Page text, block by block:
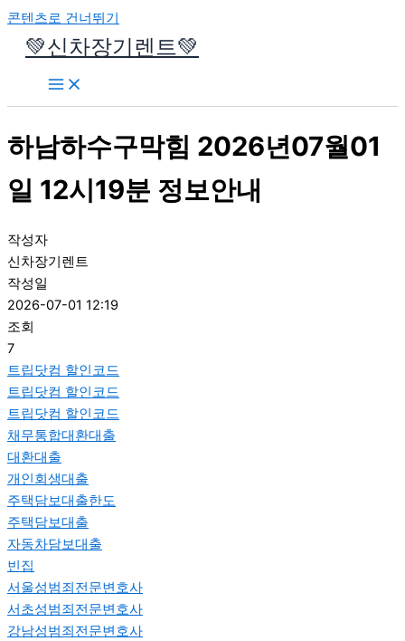
콘텐츠로 건너뛰기
💚신차장기렌트💚
하남하수구막힘 2026년07월01
일 12시19분 정보안내
작성자
신차장기렌트
작성일
2026-07-01 12:19
조회
7
트립닷컴 할인코드
트립닷컴 할인코드
트립닷컴 할인코드
채무통합대환대출
대환대출
개인회생대출
주택담보대출한도
주택담보대출
자동차담보대출
빈집
서울성범죄전문변호사
서초성범죄전문변호사
강남성범죄전문변호사